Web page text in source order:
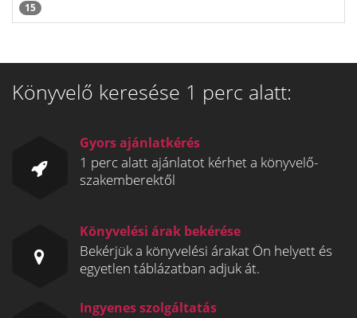
15
Könyvelő keresése 1 perc alatt:
Gyors ajánlatkérés
1 perc alatt ajánlatot kérhet a könyvelő-
szakemberektől
Könyvelési árak bekérése
Bekérjük a könyvelési árakat Ön helyett és
egyetlen táblázatban adjuk át.
Ingyenes szolgáltatás